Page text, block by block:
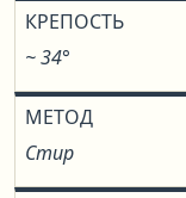
КРЕПОСТЬ
~ 34°
МЕТОД
Стир